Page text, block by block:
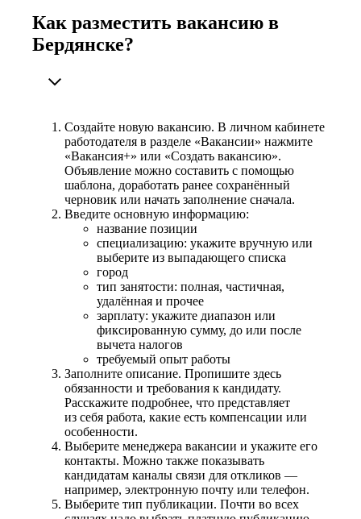
Как разместить вакансию в
Бердянске?
Создайте новую вакансию. В личном кабинете
работодателя в разделе «Вакансии» нажмите
«Вакансия+» или «Создать вакансию».
Объявление можно составить с помощью
шаблона, доработать ранее сохранённый
черновик или начать заполнение сначала.
Введите основную информацию:
название позиции
специализацию: укажите вручную или
выберите из выпадающего списка
город
тип занятости: полная, частичная,
удалённая и прочее
зарплату: укажите диапазон или
фиксированную сумму, до или после
вычета налогов
требуемый опыт работы
Заполните описание. Пропишите здесь
обязанности и требования к кандидату.
Расскажите подробнее, что представляет
из себя работа, какие есть компенсации или
особенности.
Выберите менеджера вакансии и укажите его
контакты. Можно также показывать
кандидатам каналы связи для откликов —
например, электронную почту или телефон.
Выберите тип публикации. Почти во всех